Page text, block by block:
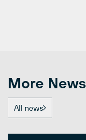
More News
All news